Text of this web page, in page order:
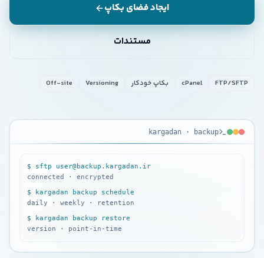
ایجاد فضای بکاپ
مستندات
FTP/SFTP
cPanel بکاپ خودکار Versioning
Off-site
kargadan · backup
KARGADAN
· BACKUP
$ sftp user@backup.kargadan.ir
connected · encrypted
$ kargadan backup schedule
daily · weekly · retention
$ kargadan backup restore
version · point-in-time